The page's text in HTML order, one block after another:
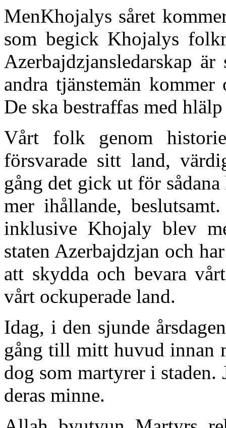
MenKhojalys såret
som begick Khojalys
Azerbajdzjansledarskap
andra tjänstemän
De ska bestraffas med
Vårt folk genom
försvarade sitt land,
gång det gick ut för
mer ihållande,
inklusive Khojaly blev
staten Azerbajdzjan och
att skydda och bevara
vårt ockuperade land.
Idag, i den sjunde
gång till mitt huvud innan
dog som martyrer i
deras minne.